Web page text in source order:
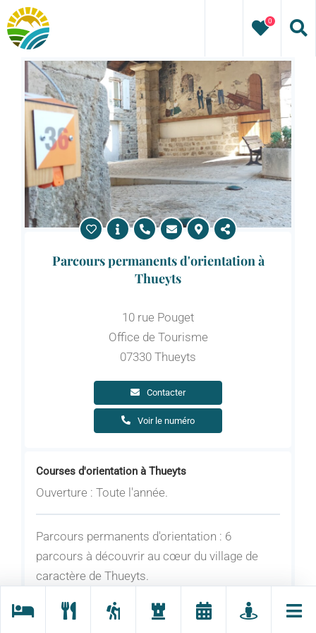
Passer
au
contenu
0
Parcours permanents d'orientation à
Thueyts
10 rue Pouget
Office de Tourisme
07330 Thueyts
Contacter
Voir le numéro
Courses d'orientation à Thueyts
Ouverture : Toute l'année.
Parcours permanents d'orientation : 6
parcours à découvrir au cœur du village de
caractère de Thueyts.
parcours d'orientation sont actuellement en